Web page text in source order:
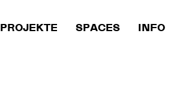
PROJEKTE SPACES INFO